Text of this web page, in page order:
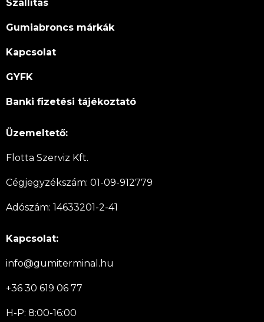
Szállítás
Gumiabroncs márkák
Kapcsolat
GYFK
Banki fizetési tájékoztató
Üzemeltető:
Flotta Szerviz Kft.
Cégjegyzékszám: 01-09-912779
Adószám: 14633201-2-41
Kapcsolat:
info@gumiterminal.hu
+36 30 619 06 77
H-P: 8:00-16:00